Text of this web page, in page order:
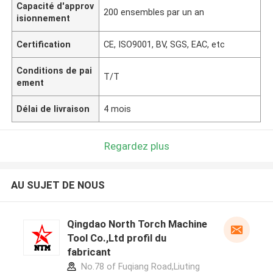
Capacité d'approv
isionnement
200 ensembles par un an
Certification CE, ISO9001, BV, SGS, EAC, etc
Conditions de pai
ement
T/T
Délai de livraison 4 mois
Regardez plus
AU SUJET DE NOUS
Qingdao North Torch Machine
Tool Co.,Ltd profil du
fabricant
No.78 of Fuqiang Road,Liuting